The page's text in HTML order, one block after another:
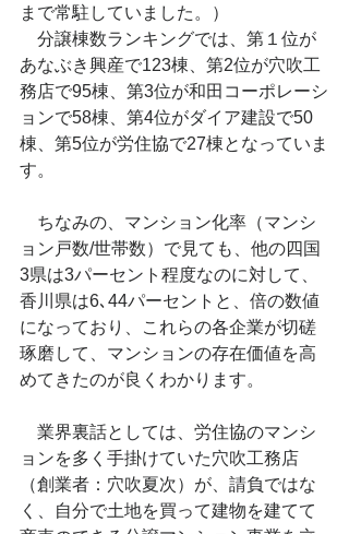
まで常駐していました。）
分譲棟数ランキングでは、第１位が
あなぶき興産で123棟、第2位が穴吹工
務店で95棟、第3位が和田コーポレーシ
ョンで58棟、第4位がダイア建設で50
棟、第5位が労住協で27棟となっていま
す。
ちなみの、マンション化率（マンシ
ョン戸数/世帯数）で見ても、他の四国
3県は3パーセント程度なのに対して、
香川県は6､44パーセントと、倍の数値
になっており、これらの各企業が切磋
琢磨して、マンションの存在価値を高
めてきたのが良くわかります。
業界裏話としては、労住協のマンシ
ョンを多く手掛けていた穴吹工務店
（創業者：穴吹夏次）が、請負ではな
く、自分で土地を買って建物を建てて